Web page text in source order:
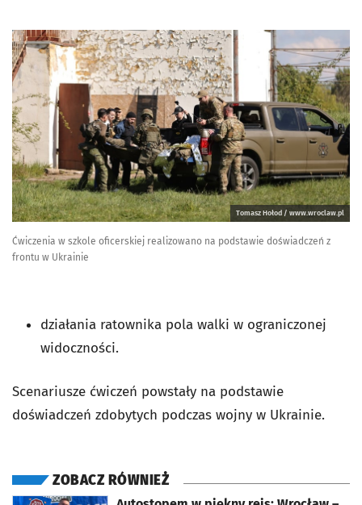
Tomasz Hołod / www.wroclaw.pl
Ćwiczenia w szkole oficerskiej realizowano na podstawie doświadczeń z
frontu w Ukrainie
działania ratownika pola walki w ograniczonej
widoczności.
Scenariusze ćwiczeń powstały na podstawie
doświadczeń zdobytych podczas wojny w Ukrainie.
ZOBACZ RÓWNIEŻ
otworzy się w nowej karcie